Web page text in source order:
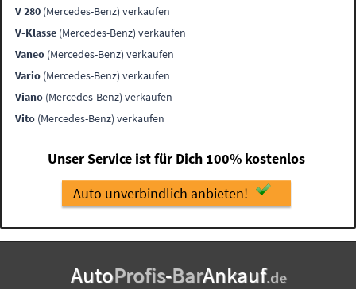
V 280 (Mercedes-Benz) verkaufen
V-Klasse (Mercedes-Benz) verkaufen
Vaneo (Mercedes-Benz) verkaufen
Vario (Mercedes-Benz) verkaufen
Viano (Mercedes-Benz) verkaufen
Vito (Mercedes-Benz) verkaufen
Unser Service ist für Dich 100% kostenlos
Auto unverbindlich anbieten!
AutoProfis-BarAnkauf.de